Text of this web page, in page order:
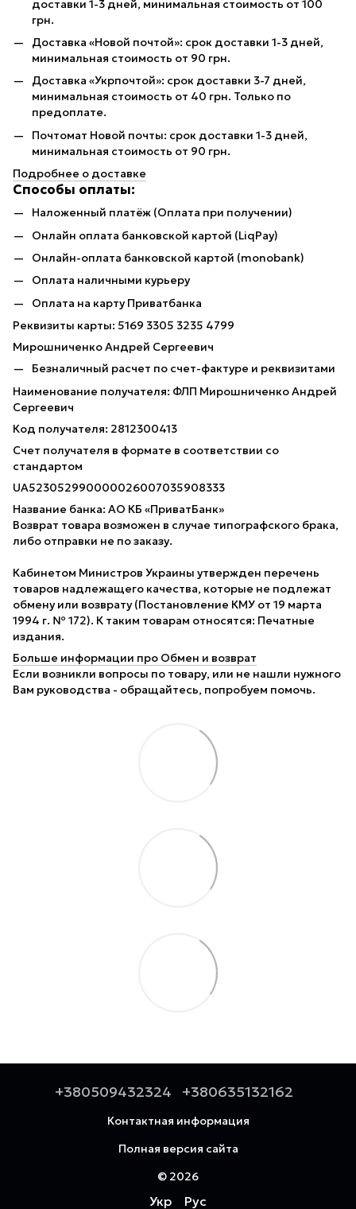
доставки 1-3 дней, минимальная стоимость от 100
грн.
Доставка «Новой почтой»: срок доставки 1-3 дней,
минимальная стоимость от 90 грн.
Доставка «Укрпочтой»: срок доставки 3-7 дней,
минимальная стоимость от 40 грн. Только по
предоплате.
Почтомат Новой почты: срок доставки 1-3 дней,
минимальная стоимость от 90 грн.
Подробнее о доставке
Способы оплаты:
Наложенный платёж (Оплата при получении)
Онлайн оплата банковской картой (LiqPay)
Онлайн-оплата банковской картой (monobank)
Оплата наличными курьеру
Оплата на карту Приватбанка
Реквизиты карты: 5169 3305 3235 4799
Мирошниченко Андрей Сергеевич
Безналичный расчет по счет-фактуре и реквизитами
Наименование получателя: ФЛП Мирошниченко Андрей
Сергеевич
Код получателя: 2812300413
Счет получателя в формате в соответствии со
стандартом
UA523052990000026007035908333
Название банка: АО КБ «ПриватБанк»
Возврат товара возможен в случае типографского брака,
либо отправки не по заказу.
Кабинетом Министров Украины утвержден перечень
товаров надлежащего качества, которые не подлежат
обмену или возврату (Постановление КМУ от 19 марта
1994 г. № 172). К таким товарам относятся: Печатные
издания.
Больше информации про Обмен и возврат
Если возникли вопросы по товару, или не нашли нужного
Вам руководства - обращайтесь, попробуем помочь.
+380509432324 +380635132162
Контактная информация
Полная версия сайта
© 2026
Укр Рус